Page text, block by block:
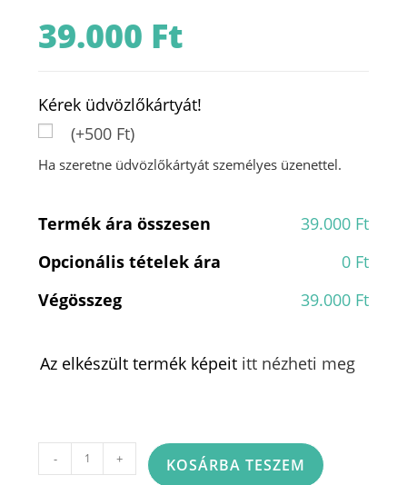
39.000 Ft
Kérek üdvözlőkártyát!
(+500 Ft)
Ha szeretne üdvözlőkártyát személyes üzenettel.
Termék ára összesen
39.000 Ft
Opcionális tételek ára
0 Ft
Végösszeg
39.000 Ft
Az elkészült termék képeit itt nézheti meg
Rózsacsokor
vegyes
- + KOSÁRBA TESZEM